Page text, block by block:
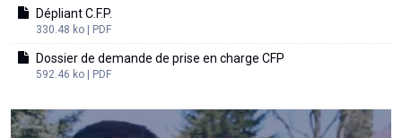
Dépliant C.F.P.
330.48 ko | PDF
Dossier de demande de prise en charge CFP
592.46 ko | PDF